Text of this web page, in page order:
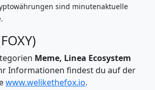
sind minutenaktuelle
Meme, Linea Ecosystem
Informationen findest du auf der
www.welikethefox.io.